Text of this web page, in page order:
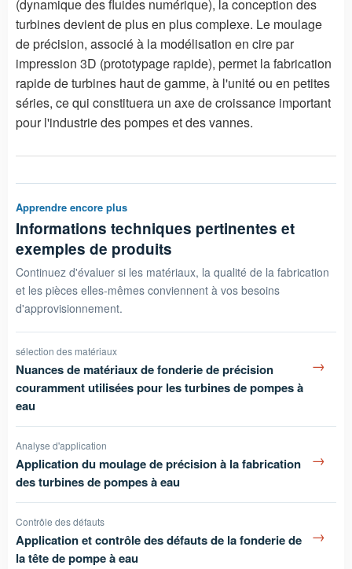
(dynamique des fluides numérique), la conception des
turbines devient de plus en plus complexe. Le moulage
de précision, associé à la modélisation en cire par
impression 3D (prototypage rapide), permet la fabrication
rapide de turbines haut de gamme, à l'unité ou en petites
séries, ce qui constituera un axe de croissance important
pour l'industrie des pompes et des vannes.
Apprendre encore plus
Informations techniques pertinentes et
exemples de produits
Continuez d'évaluer si les matériaux, la qualité de la fabrication
et les pièces elles-mêmes conviennent à vos besoins
d'approvisionnement.
sélection des matériaux
Nuances de matériaux de fonderie de précision
couramment utilisées pour les turbines de pompes à
eau
→
Analyse d'application
Application du moulage de précision à la fabrication
des turbines de pompes à eau
→
Contrôle des défauts
Application et contrôle des défauts de la fonderie de
la tête de pompe à eau
→